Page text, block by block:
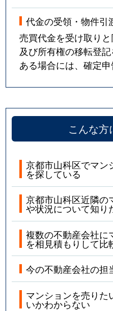
代金の受領・物件引
売買代金を受け取り
及び所有権の移転登
ある場合には、確定申
こんな方
京都市山科区でマン
を探している
京都市山科区近隣の
や状況について知り
複数の不動産会社に
を相見積もりして比
今の不動産会社の担
マンションを売りた
いかわからない